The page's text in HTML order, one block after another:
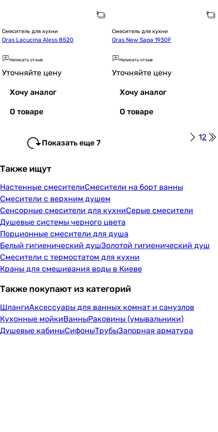
Смеситель для кухни
Oras Lacucina Aless 8520
Написать отзыв
Уточняйте цену
Хочу аналог
О товаре
Смеситель для кухни
Oras New Saga 1930F
Написать отзыв
Уточняйте цену
Хочу аналог
О товаре
Показать еще 7
12
Также ищут
Настенные смесителиСмесители на борт ванны
Смесители с верхним душем
Сенсорные смесители для кухниСерые смесители
Душевые системы черного цвета
Порционные смесители для душа
Белый гигиенический душЗолотой гигиенический душ
Смесители с термостатом для кухни
Краны для смешивания воды в Киеве
Также покупают из категорий
ШлангиАксессуары для ванных комнат и санузлов
Кухонные мойкиВанныРаковины (умывальники)
Душевые кабиныСифоныТрубыЗапорная арматура